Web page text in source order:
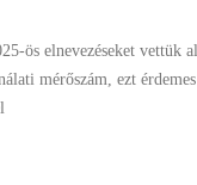
ös elnevezéseket vettük
mérőszám, ezt